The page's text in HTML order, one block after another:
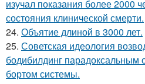
изучал показания более 2000
состояния клинической смерти.
24. Объятие длиной в 3000 лет.
25. Советская идеология
бодибилдинг парадоксальным
бортом системы.